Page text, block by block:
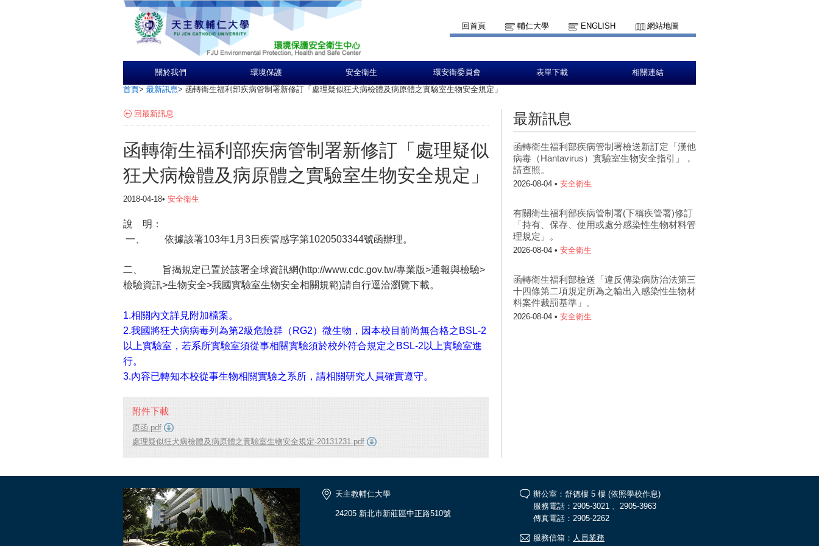
回首頁 輔仁大學 ENGLISH 網站地圖
關於我們 環境保護 安全衛生 環安衛委員會 表單下載 相關連結
首頁> 最新訊息> 函轉衛生福利部疾病管制署新修訂「處理疑似狂犬病檢體及病原體之實驗室生物安全規定」
回最新訊息
函轉衛生福利部疾病管制署新修訂「處理疑似
狂犬病檢體及病原體之實驗室生物安全規定」
2018-04-18• 安全衛生
說 明：
一、 依據該署103年1月3日疾管感字第1020503344號函辦理。
二、 旨揭規定已置於該署全球資訊網(http://www.cdc.gov.tw/專業版>通報與檢驗>
檢驗資訊>生物安全>我國實驗室生物安全相關規範)請自行逕洽瀏覽下載。
1.相關內文詳見附加檔案。
2.我國將狂犬病病毒列為第2級危險群（RG2）微生物，因本校目前尚無合格之BSL-2
以上實驗室，若系所實驗室須從事相關實驗須於校外符合規定之BSL-2以上實驗室進
行。
3.內容已轉知本校從事生物相關實驗之系所，請相關研究人員確實遵守。
附件下載
原函.pdf
處理疑似狂犬病檢體及病原體之實驗室生物安全規定-20131231.pdf
最新訊息
函轉衛生福利部疾病管制署檢送新訂定「漢他
病毒（Hantavirus）實驗室生物安全指引」，
請查照。
2026-08-04 • 安全衛生
有關衛生福利部疾病管制署(下稱疾管署)修訂
「持有、保存、使用或處分感染性生物材料管
理規定」。
2026-08-04 • 安全衛生
函轉衛生福利部檢送「違反傳染病防治法第三
十四條第二項規定所為之輸出入感染性生物材
料案件裁罰基準」。
2026-08-04 • 安全衛生
天主教輔仁大學
24205 新北市新莊區中正路510號
辦公室：舒德樓 5 樓 (依照學校作息)
服務電話：2905-3021 、2905-3963
傳真電話：2905-2262
服務信箱： 人員業務